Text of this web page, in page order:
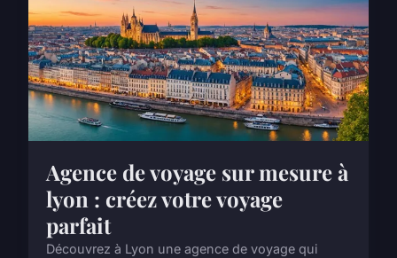
Agence de voyage sur mesure à
lyon : créez votre voyage
parfait
Découvrez à Lyon une agence de voyage qui